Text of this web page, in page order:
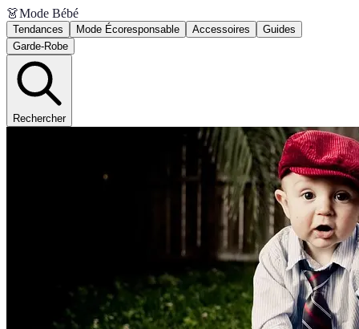
👗Mode Bébé
Tendances Mode Écoresponsable Accessoires
Guides
Garde-Robe
Rechercher